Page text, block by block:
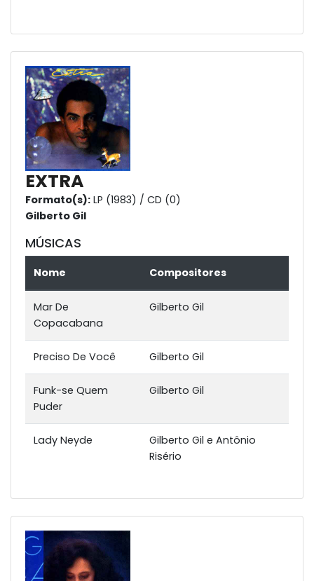
EXTRA
Formato(s): LP (1983) / CD (0)
Gilberto Gil
MÚSICAS
Nome Compositores
Mar De
Copacabana
Gilberto Gil
Preciso De Você Gilberto Gil
Funk-se Quem
Puder
Gilberto Gil
Lady Neyde
Gilberto Gil e Antônio
Risério